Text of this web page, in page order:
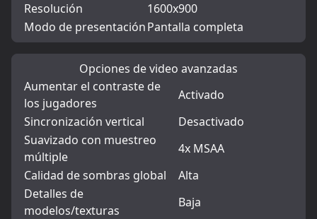
Resolución
1600x900
Modo de presentaciónPantalla completa
Opciones de video avanzadas
Aumentar el contraste de
los jugadores
Activado
Sincronización vertical
Desactivado
Suavizado con muestreo
múltiple
4x MSAA
Calidad de sombras global
Alta
Detalles de
modelos/texturas
Baja